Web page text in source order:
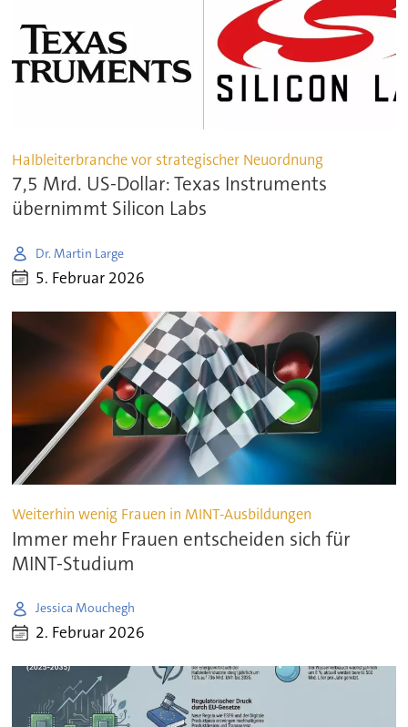
Halbleiterbranche vor strategischer Neuordnung
7,5 Mrd. US-Dollar: Texas Instruments
übernimmt Silicon Labs
Dr. Martin Large
5. Februar 2026
Weiterhin wenig Frauen in MINT-Ausbildungen
Immer mehr Frauen entscheiden sich für
MINT-Studium
Jessica Mouchegh
2. Februar 2026